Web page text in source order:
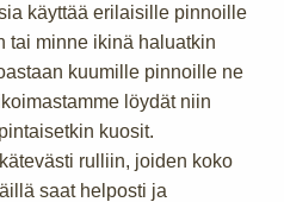
käyttää erilaisille pinnoille
tai minne ikinä haluatkin
kuumille pinnoille ne
löydät niin
kuosit.
rulliin, joiden koko
saat helposti ja